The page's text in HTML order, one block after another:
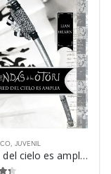
, JUVENIL
La red del cielo es amplia – Lian Hearn